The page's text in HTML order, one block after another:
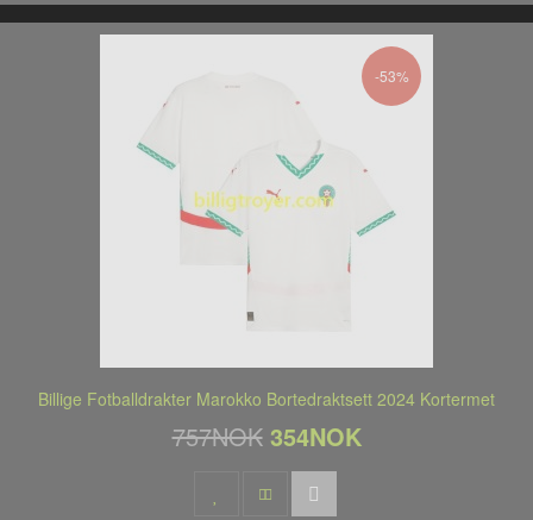
-53%
Billige Fotballdrakter Marokko Bortedraktsett 2024 Kortermet
757NOK 354NOK